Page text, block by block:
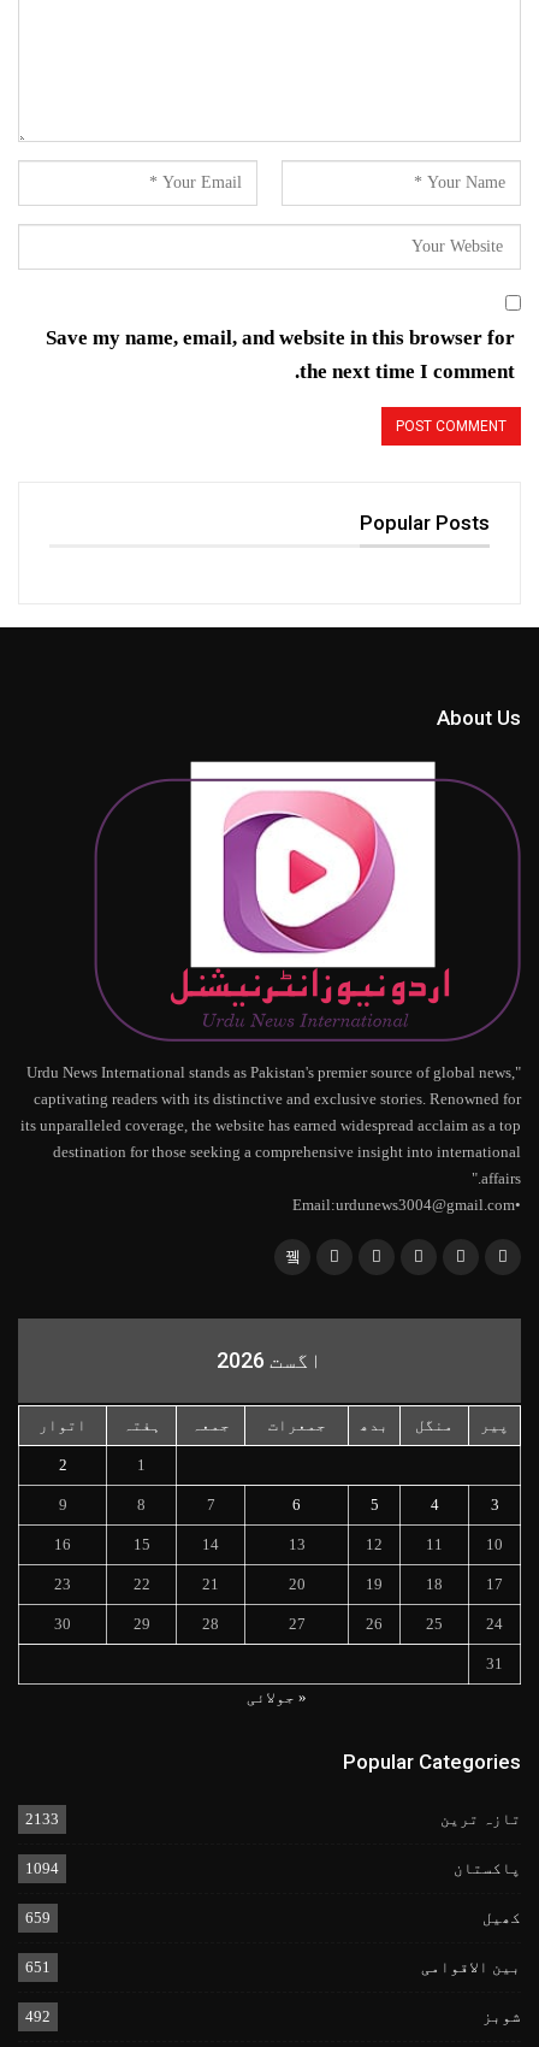
Save my name, email, and website in this browser for
the next time I comment.
Popular Posts
About Us
"Urdu News International stands as Pakistan's premier source of global news,
captivating readers with its distinctive and exclusive stories. Renowned for
its unparalleled coverage, the website has earned widespread acclaim as a top
destination for those seeking a comprehensive insight into international
affairs."
•Email:urdunews3004@gmail.com
اگست 2026
پیر منگل بدھ جمعرات جمعہ ہفتہ اتوار
1
2
3
4
5
6
7
8
9
10
11
12
13
14
15
16
17
18
19
20
21
22
23
24
25
26
27
28
29
30
31
« جولائی
Popular Categories
تازہ ترین 2133
پاکستان 1094
کھیل 659
بین الاقوامی 651
شوبز 492